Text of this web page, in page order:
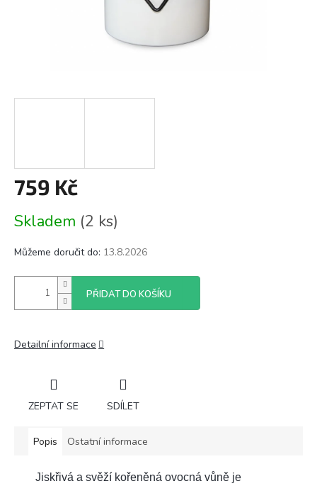
759 Kč
cena:
Skladem (2 ks)
Můžeme doručit do: 13.8.2026
PŘIDAT DO KOŠÍKU
Detailní informace
ZEPTAT SE SDÍLET
Popis Ostatní informace
Jiskřivá a svěží kořeněná ovocná vůně je